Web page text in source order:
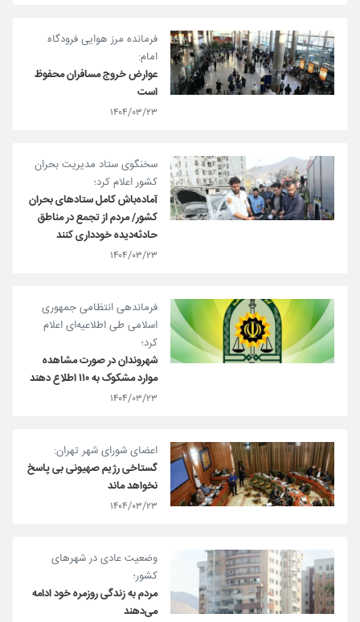
فرمانده مرز هوایی فرودگاه
امام:
عوارض خروج مسافران محفوظ
است
۱۴۰۴/۰۳/۲۳
سخنگوی ستاد مدیریت بحران
کشور اعلام کرد؛
آماده‌باش کامل ستادهای بحران
کشور/ مردم از تجمع در مناطق
حادثه‌دیده خودداری کنند
۱۴۰۴/۰۳/۲۳
فرماندهی انتظامی جمهوری
اسلامی طی اطلاعیه‌ای اعلام
کرد؛
شهروندان در صورت مشاهده
موارد مشکوک به ۱۱۰ اطلاع دهند
۱۴۰۴/۰۳/۲۳
اعضای شورای شهر تهران:
گستاخی رژیم صهیونی بی پاسخ
نخواهد ماند
۱۴۰۴/۰۳/۲۳
وضعیت عادی در شهرهای
کشور؛
مردم به زندگی روزمره خود ادامه
می‌دهند